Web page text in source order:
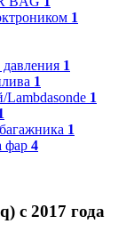
1
1
1
1
1
фар 4
с 2017 года